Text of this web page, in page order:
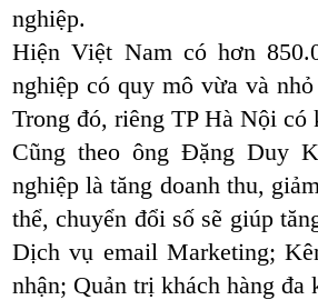
nghiệp.
Hiện Việt Nam có hơn
nghiệp có quy mô vừa và
Trong đó, riêng TP Hà Nội có
Cũng theo ông Đặng Duy
nghiệp là tăng doanh thu,
thể, chuyển đổi số sẽ giúp
Dịch vụ email Marketing;
nhận; Quản trị khách hàng